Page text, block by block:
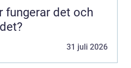
fungerar det och
31 juli 2026